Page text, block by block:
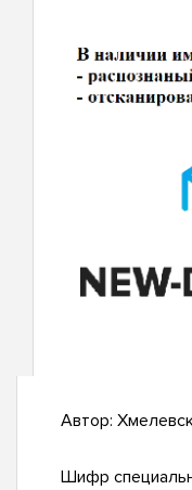
Автор:
Шифр